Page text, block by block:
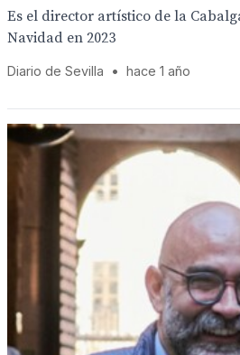
Es el director artístico de la
Navidad en 2023
Diario de Sevilla • hace 1 año